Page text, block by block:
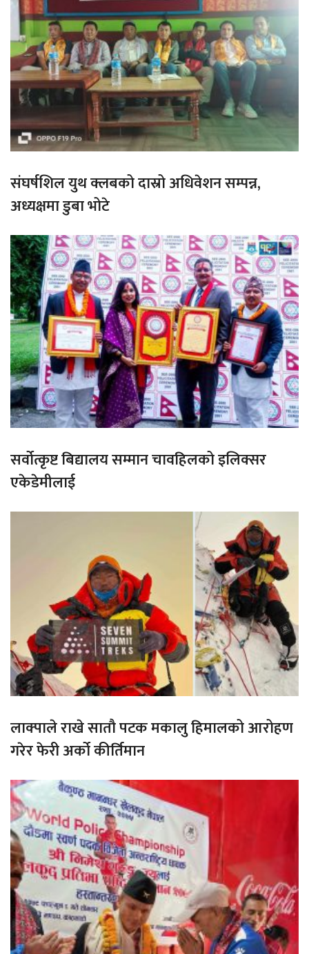
संघर्षशिल युथ क्लबको दास्रो अधिवेशन सम्पन्न,
अध्यक्षमा डुबा भोटे
सर्वोत्कृष्ट बिद्यालय सम्मान चावहिलको इलिक्सर
एकेडेमीलाई
लाक्पाले राखे सातौ पटक मकालु हिमालको आरोहण
गरेर फेरी अर्को कीर्तिमान